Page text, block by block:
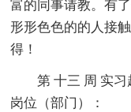
富的同事请教。有
形形色色的的人接
得！
第 十三 周 实习
岗位（部门）：